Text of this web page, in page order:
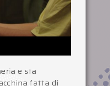
e sta
fatta di